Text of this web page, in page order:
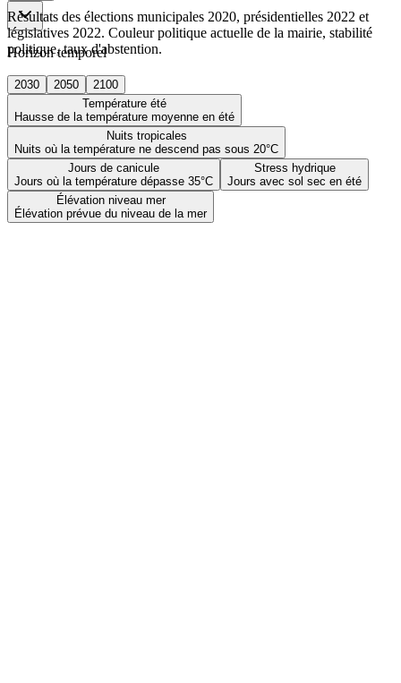
Horizon temporel
2030 2050
2100
Température été
Hausse de la température moyenne en été
Nuits tropicales
Nuits où la température ne descend pas sous 20°C
Jours de canicule
Jours où la température dépasse 35°C
Stress hydrique
Jours avec sol sec en été
Élévation niveau mer
Élévation prévue du niveau de la mer
Résultats des élections municipales 2020, présidentielles 2022 et
législatives 2022. Couleur politique actuelle de la mairie, stabilité
politique, taux d'abstention.